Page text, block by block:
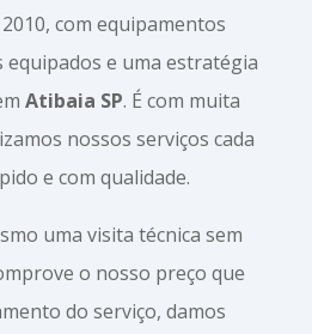
com equipamentos
equipados e uma estratégia
Atibaia SP. É com muita
nossos serviços cada
e com qualidade.
uma visita técnica sem
o nosso preço que
do serviço, damos